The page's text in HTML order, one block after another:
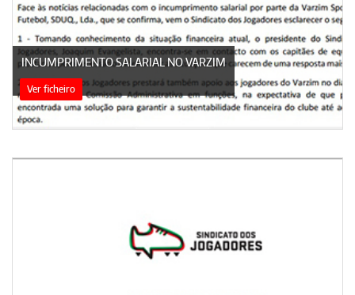
INCUMPRIMENTO SALARIAL NO VARZIM
Ver ficheiro